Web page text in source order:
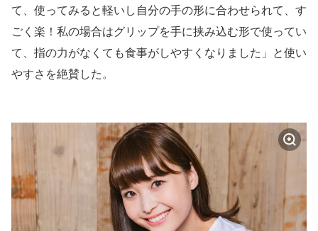
て、使ってみると軽いし自分の手の形に合わせられて、す
ごく楽！私の場合はグリップを手に挟み込む形で使ってい
て、指の力がなくても食事がしやすくなりました」と使い
やすさを絶賛した。